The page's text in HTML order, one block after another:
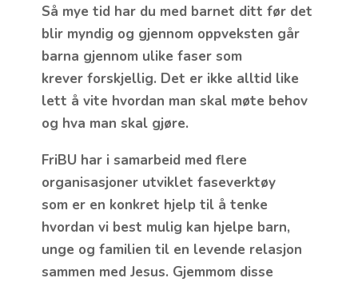
Så mye tid har du med barnet ditt før det
blir myndig og gjennom oppveksten går
barna gjennom ulike faser som
krever forskjellig. Det er ikke alltid like
lett å vite hvordan man skal møte behov
og hva man skal gjøre.
FriBU har i samarbeid med flere
organisasjoner utviklet faseverktøy
som er en konkret hjelp til å tenke
hvordan vi best mulig kan hjelpe barn,
unge og familien til en levende relasjon
sammen med Jesus. Gjemmom disse